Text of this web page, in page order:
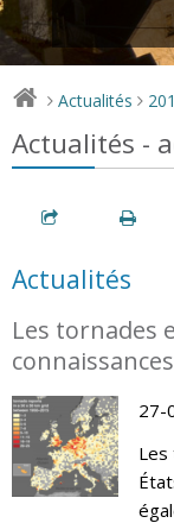
> Actualités >
Actualités -
Actualités
Les tornades
27-
Les